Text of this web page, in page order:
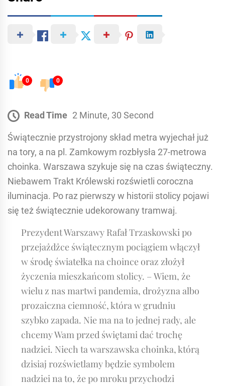
0 0
Read Time 2 Minute, 30 Second
Świątecznie przystrojony skład metra wyjechał już
na tory, a na pl. Zamkowym rozbłysła 27-metrowa
choinka. Warszawa szykuje się na czas świąteczny.
Niebawem Trakt Królewski rozświetli coroczna
iluminacja. Po raz pierwszy w historii stolicy pojawi
się też świątecznie udekorowany tramwaj.
Prezydent Warszawy Rafał Trzaskowski po
przejażdżce świątecznym pociągiem włączył
w środę światełka na choince oraz złożył
życzenia mieszkańcom stolicy. – Wiem, że
wielu z nas martwi pandemia, drożyzna albo
prozaiczna ciemność, która w grudniu
szybko zapada. Nie ma na to jednej rady, ale
chcemy Wam przed świętami dać trochę
nadziei. Niech ta warszawska choinka, którą
dzisiaj rozświetlamy będzie symbolem
nadziei na to, że po mroku przychodzi